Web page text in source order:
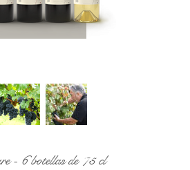
- 6 botellas de 75 cl